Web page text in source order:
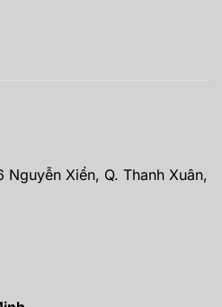
Nguyễn Xiển, Q. Thanh Xuân,